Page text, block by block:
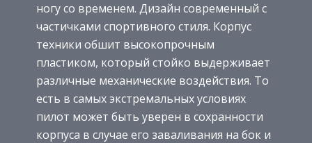
ногу со временем. Дизайн современный с
частичками спортивного стиля. Корпус
техники обшит высокопрочным
пластиком, который стойко выдерживает
различные механические воздействия. То
есть в самых экстремальных условиях
пилот может быть уверен в сохранности
корпуса в случае его заваливания на бок и